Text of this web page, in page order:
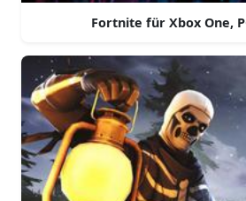
Fortnite für Xbox One,